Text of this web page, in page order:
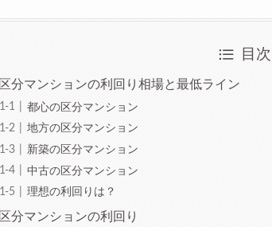
目次
区分マンションの利回り相場と最低ライン
都心の区分マンション
地方の区分マンション
新築の区分マンション
中古の区分マンション
理想の利回りは？
区分マンションの利回り